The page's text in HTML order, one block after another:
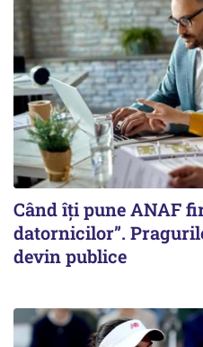
Când îți pune ANAF
datornicilor”.
devin publice